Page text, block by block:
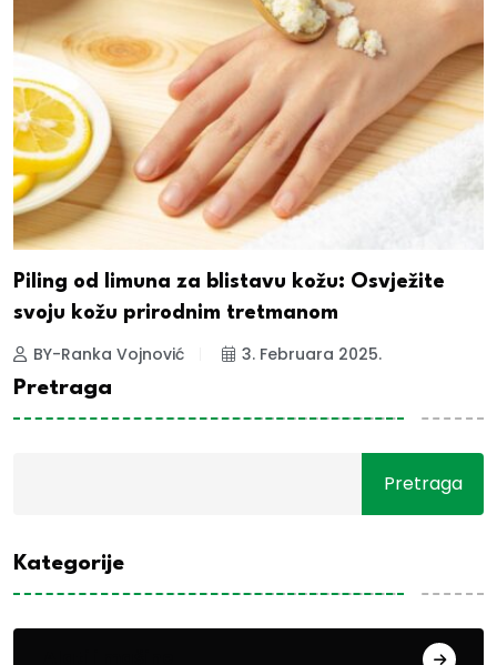
Piling od limuna za blistavu kožu: Osvježite
svoju kožu prirodnim tretmanom
BY-Ranka Vojnović
3. Februara 2025.
Pretraga
Pretraga
Kategorije